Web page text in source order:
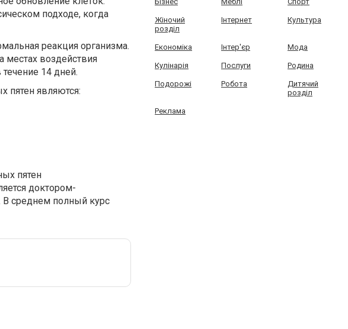
подходе, когда
реакция организма.
местах воздействия
14 дней.
пятен являются:
пятен
доктором-
В среднем полный курс
Жіночий
розділ
Інтернет Культура
Економіка Інтер'єр Мода
Кулінарія Послуги Родина
Подорожі Робота
Дитячий
розділ
Реклама